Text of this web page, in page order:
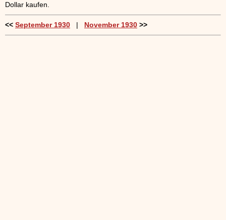
Dollar kaufen.
<< September 1930 | November 1930 >>